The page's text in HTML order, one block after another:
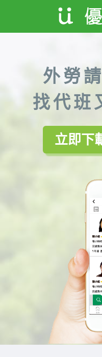
外勞
找代班
立即下